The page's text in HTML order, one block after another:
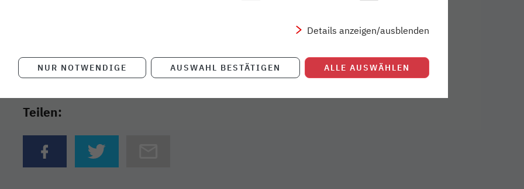
Fotos: Karl-May-Spiele Bad Segeberg
Teilen:
{{Link öffnet facebook teilen in neuem Fenster|format(facebook teilen)}}
{{Link öffnet twitter teilen in neuem Fenster|format(twitter teilen)}}
Details anzeigen/ausblenden
NUR NOTWENDIGE AUSWAHL BESTÄTIGEN ALLE AUSWÄHLEN